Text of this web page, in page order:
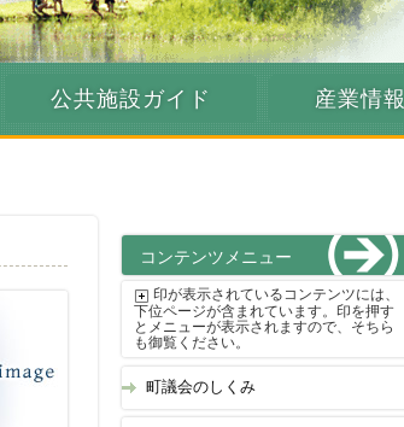
公共施設ガイド 産業情報
コンテンツメニュー
印が表示されているコンテンツには、
下位ページが含まれています。印を押す
とメニューが表示されますので、そちら
も御覧ください。
町議会のしくみ